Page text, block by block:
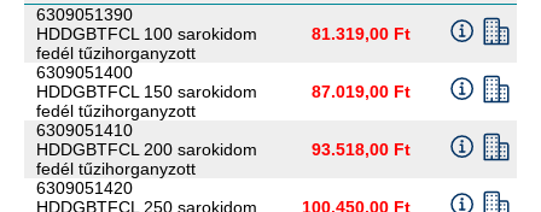
6309051390
HDDGBTFCL 100 sarokidom
fedél tűzihorganyzott
81.319,00 Ft
6309051400
HDDGBTFCL 150 sarokidom
fedél tűzihorganyzott
87.019,00 Ft
6309051410
HDDGBTFCL 200 sarokidom
fedél tűzihorganyzott
93.518,00 Ft
6309051420
HDDGBTFCL 250 sarokidom
100.450,00 Ft